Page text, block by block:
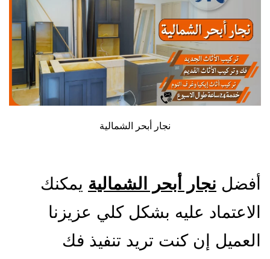
نجار أبحر الشمالية
نجار أبحر الشماليةيمكنك
عليه بشكل كلي عزيزنا
إن كنت تريد تنفيذ فك